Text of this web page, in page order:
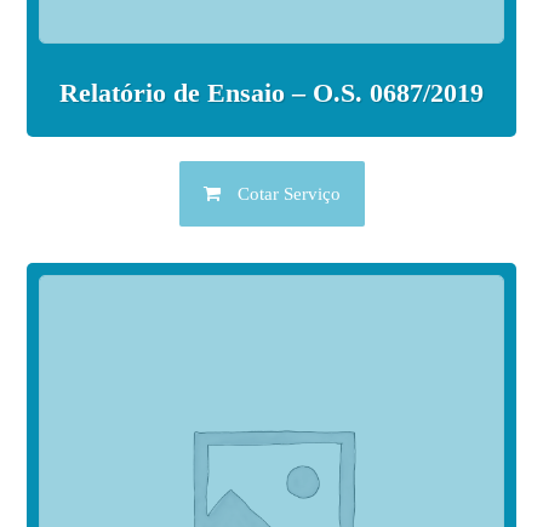
Relatório de Ensaio – O.S. 0687/2019
Cotar Serviço